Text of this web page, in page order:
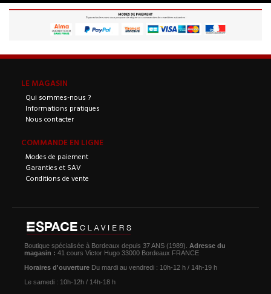
LE MAGASIN
Qui sommes-nous ?
Informations pratiques
Nous contacter
COMMANDE EN LIGNE
Modes de paiement
Garanties et SAV
Conditions de vente
Boutique spécialisée à Bordeaux depuis 37 ANS (1989). Adresse du
magasin : 41 cours Victor Hugo 33000 Bordeaux FRANCE
Horaires d'ouverture Du mardi au vendredi : 10h-12 h / 14h-19 h
Le samedi : 10h-12h / 14h-18 h